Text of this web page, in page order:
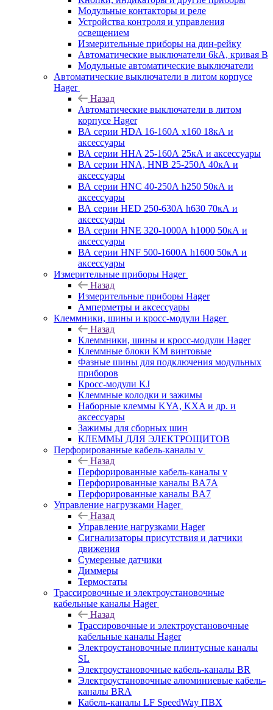
Модульные контакторы и реле
Устройства контроля и управления
освещением
Измерительные приборы на дин-рейку
Автоматические выключатели 6kA, кривая В
Модульные автоматические выключатели
Автоматические выключатели в литом корпусе
Hager
Назад
Автоматические выключатели в литом
корпусе Hager
ВА серии HDA 16-160А x160 18кА и
аксессуары
ВА серии HHA 25-160А 25кА и аксессуары
ВА серии HNA, HNB 25-250А 40кА и
аксессуары
ВА серии HNC 40-250А h250 50кА и
аксессуары
ВА серии HED 250-630А h630 70кА и
аксессуары
ВА серии HNE 320-1000А h1000 50кА и
аксессуары
ВА серии HNF 500-1600А h1600 50кА и
аксессуары
Измерительные приборы Hager
Назад
Измерительные приборы Hager
Амперметры и аксессуары
Клеммники, шины и кросс-модули Hager
Назад
Клеммники, шины и кросс-модули Hager
Клеммные блоки KM винтовые
Фазные шины для подключения модульных
приборов
Кросс-модули KJ
Клеммные колодки и зажимы
Наборные клеммы KYA, KXA и др. и
аксессуары
Зажимы для сборных шин
КЛЕММЫ ДЛЯ ЭЛЕКТРОЩИТОВ
Перфорированные кабель-каналы v
Назад
Перфорированные кабель-каналы v
Перфорированные каналы BA7A
Перфорированные каналы BA7
Управление нагрузками Hager
Назад
Управление нагрузками Hager
Сигнализаторы присутствия и датчики
движения
Сумереные датчики
Диммеры
Термостаты
Трассировочные и электроустановочные
кабельные каналы Hager
Назад
Трассировочные и электроустановочные
кабельные каналы Hager
Электроустановочные плинтусные каналы
SL
Электроустановочные кабель-каналы BR
Электроустановочные алюминиевые кабель-
каналы BRA
Кабель-каналы LF SpeedWay ПВХ